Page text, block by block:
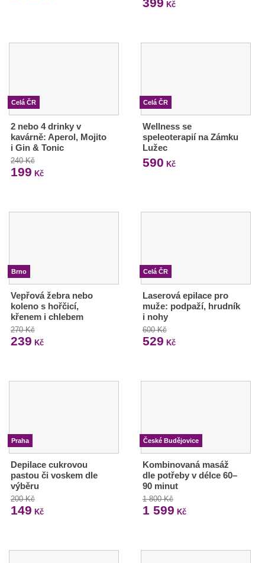
Kč
Celá ČR
2 nebo 4 drinky v
kavárně: Aperol, Mojito
i Gin & Tonic
240 Kč
199 Kč
Celá ČR
Wellness se
speleoterapií na Zámku
Lužec
590 Kč
Brno
Vepřová žebra nebo
koleno s hořčicí,
křenem i chlebem
270 Kč
239 Kč
Celá ČR
Laserová epilace pro
muže: podpaží, hrudník
i nohy
600 Kč
529 Kč
Praha
Depilace cukrovou
pastou či voskem dle
výběru
200 Kč
149 Kč
České Budějovice
Kombinovaná masáž
dle potřeby v délce 60–
90 minut
1 800 Kč
1 599 Kč